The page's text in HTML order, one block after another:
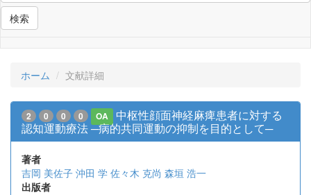
検索
ホーム 文献詳細
2 0 0 0 OA
中枢性顔面神経麻痺患者に対する
認知運動療法 ─病的共同運動の抑制を目的として─
著者
吉岡 美佐子 沖田 学 佐々木 克尚 森垣 浩一
出版者